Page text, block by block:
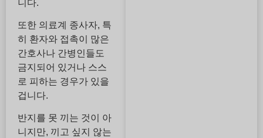
니다.
또한 의료계 종사자, 특
히 환자와 접촉이 많은
간호사나 간병인들도
금지되어 있거나 스스
로 피하는 경우가 있을
겁니다.
반지를 못 끼는 것이 아
니지만, 끼고 싶지 않는